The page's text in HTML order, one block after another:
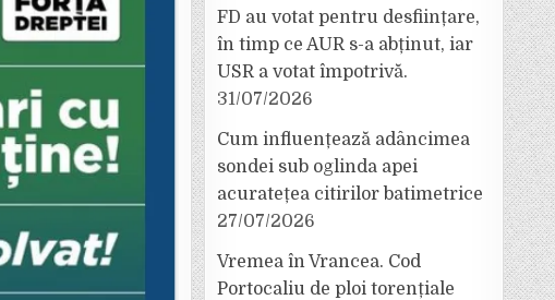
FD au votat pentru desființare,
în timp ce AUR s-a abținut, iar
USR a votat împotrivă.
31/07/2026
Cum influențează adâncimea
sondei sub oglinda apei
acuratețea citirilor batimetrice
27/07/2026
Vremea în Vrancea. Cod
Portocaliu de ploi torențiale